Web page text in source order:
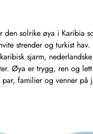
den solrike øya i Karibia
strender og turkist
sjarm,
Øya er trygg, ren og
familier og venner på